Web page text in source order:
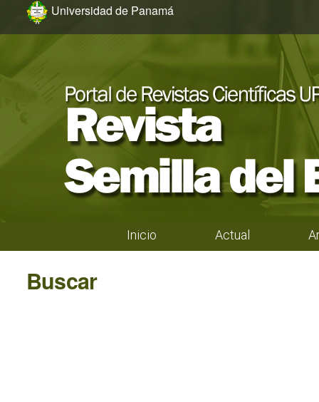
Ir al menú de navegación principal
Ir al contenido principal
Ir al pie de página del sitio
Universidad de Panamá
Menú principal
Inicio Actual
Buscar